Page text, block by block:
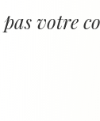
pas votre